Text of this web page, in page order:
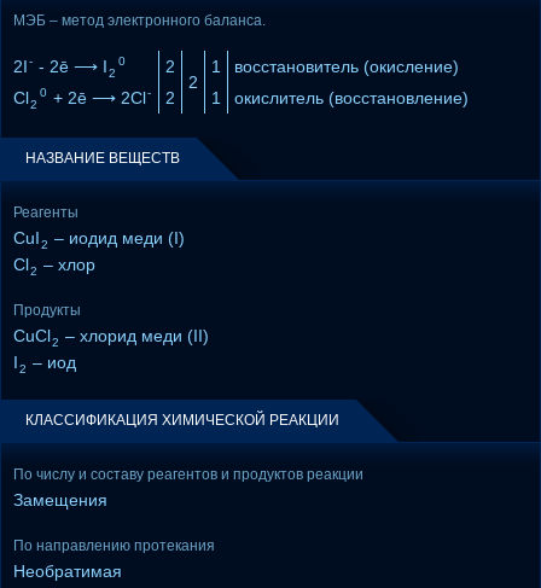
МЭБ – метод электронного баланса.
2I- - 2ē ⟶ I2
0
2
2
1
восстановитель (окисление)
Cl2
0 + 2ē ⟶ 2Cl- 2 1 окислитель (восстановление)
НАЗВАНИЕ ВЕЩЕСТВ
Реагенты
CuI2 – иодид меди (I)
Cl2 – хлор
Продукты
CuCl2 – хлорид меди (II)
I2 – иод
КЛАССИФИКАЦИЯ ХИМИЧЕСКОЙ РЕАКЦИИ
По числу и составу реагентов и продуктов реакции
Замещения
По направлению протекания
Необратимая